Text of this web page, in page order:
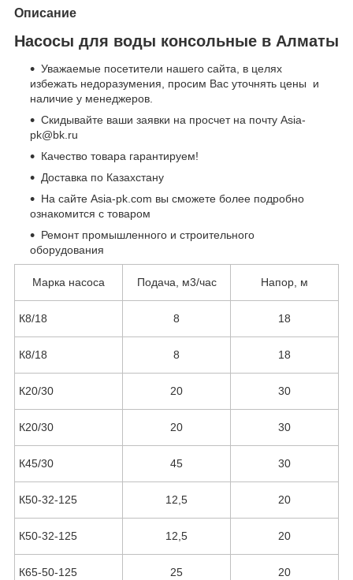
Описание
Насосы для воды консольные в Алматы
Уважаемые посетители нашего сайта, в целях
избежать недоразумения, просим Вас уточнять цены и
наличие у менеджеров.
Скидывайте ваши заявки на просчет на почту Asia-
pk@bk.ru
Качество товара гарантируем!
Доставка по Казахстану
На сайте Asia-pk.com вы сможете более подробно
ознакомится с товаром
Ремонт промышленного и строительного
оборудования
Марка насоса Подача, м3/час Напор, м
К8/18 8 18
К8/18 8 18
К20/30 20 30
К20/30 20 30
К45/30 45 30
К50-32-125 12,5 20
К50-32-125 12,5 20
К65-50-125 25 20